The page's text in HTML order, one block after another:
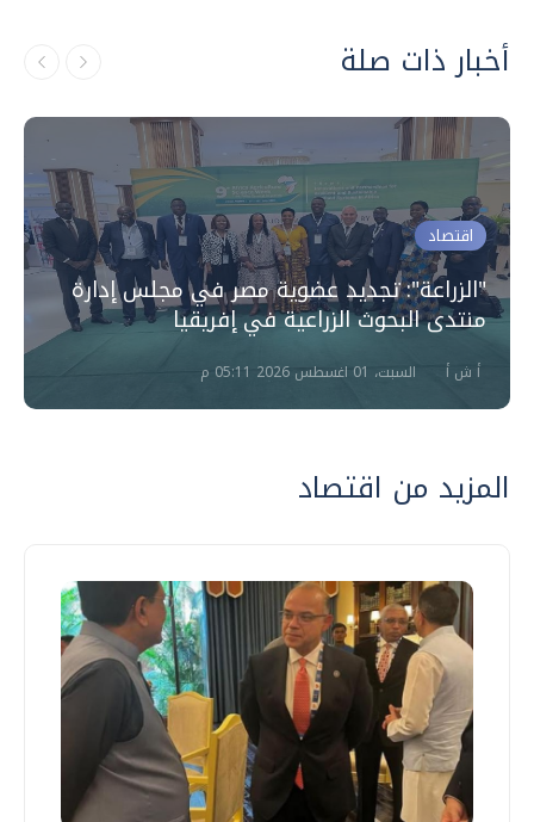
أخبار ذات صلة
اقتصاد
"الزراعة": تجديد عضوية مصر في مجلس إدارة
منتدى البحوث الزراعية في إفريقيا
أ ش أ السبت، 01 اغسطس 2026 05:11 م
المزيد من اقتصاد